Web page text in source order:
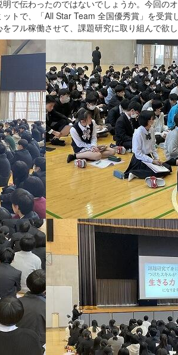
で伝わったのではないでしょうか。今回の
トで、「All Star Team 全国優秀賞」を受賞
フル稼働させて、課題研究に取り組んで欲し